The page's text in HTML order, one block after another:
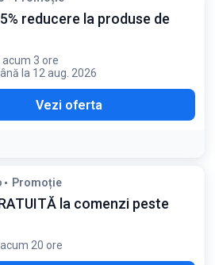
reducere la produse de
3 ore
la 12 aug. 2026
Vezi oferta
Promoție
la comenzi peste
20 ore